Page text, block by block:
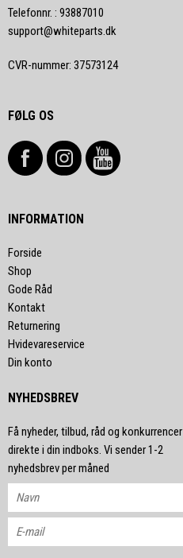
Telefonnr. : 93887010
support@whiteparts.dk
CVR-nummer: 37573124
FØLG OS
INFORMATION
Forside
Shop
Gode Råd
Kontakt
Returnering
Hvidevareservice
Din konto
NYHEDSBREV
Få nyheder, tilbud, råd og konkurrencer
direkte i din indboks. Vi sender 1-2
nyhedsbrev per måned